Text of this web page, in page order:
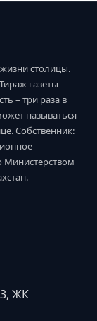
столицы.
газеты
– три раза в
называться
Собственник:
Министерством
ЖК